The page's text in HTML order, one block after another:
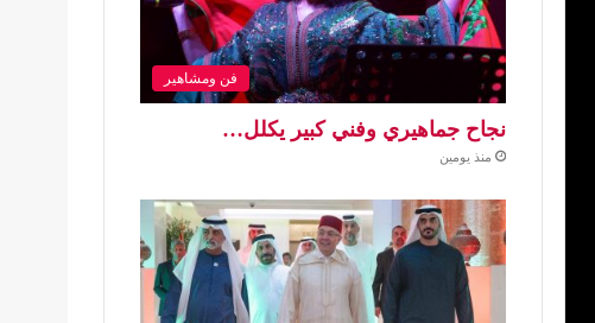
فن ومشاهير
نجاح جماهيري وفني كبير يكلل…
منذ يومين